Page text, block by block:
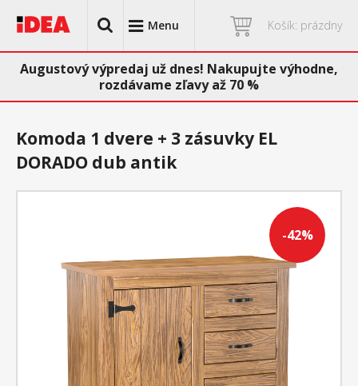
Menu Košík: prázdny
Augustový výpredaj už dnes! Nakupujte výhodne,
rozdávame zľavy až 70 %
-42%
Komoda 1 dvere + 3 zásuvky EL
DORADO dub antik